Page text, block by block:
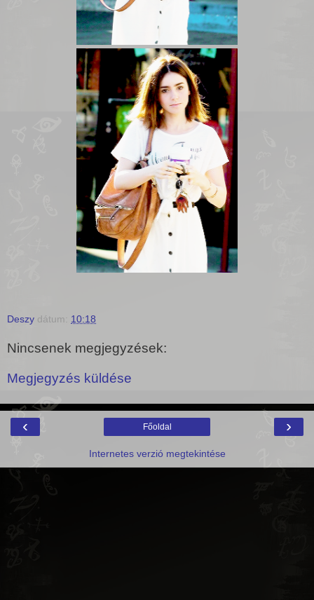
Deszy dátum: 10:18
Nincsenek megjegyzések:
Megjegyzés küldése
‹ ›
Főoldal
Internetes verzió megtekintése